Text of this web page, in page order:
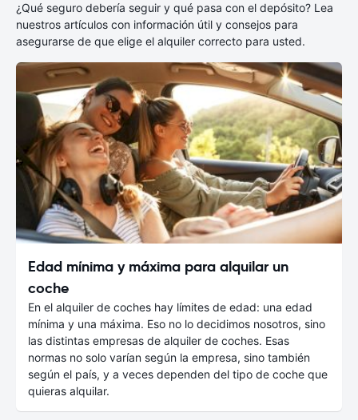
¿Qué seguro debería seguir y qué pasa con el depósito? Lea
nuestros artículos con información útil y consejos para
asegurarse de que elige el alquiler correcto para usted.
Edad mínima y máxima para alquilar un
coche
En el alquiler de coches hay límites de edad: una edad
mínima y una máxima. Eso no lo decidimos nosotros, sino
las distintas empresas de alquiler de coches. Esas
normas no solo varían según la empresa, sino también
según el país, y a veces dependen del tipo de coche que
quieras alquilar.